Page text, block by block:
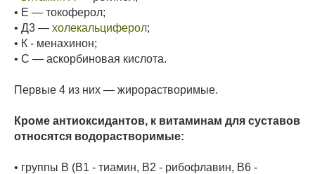
• Е — токоферол;
• Д3 — холекальциферол;
• К - менахинон;
• С — аскорбиновая кислота.
Первые 4 из них — жирорастворимые.
Кроме антиоксидантов, к витаминам для суставов
относятся водорастворимые:
• группы В (В1 - тиамин, В2 - рибофлавин, В6 -